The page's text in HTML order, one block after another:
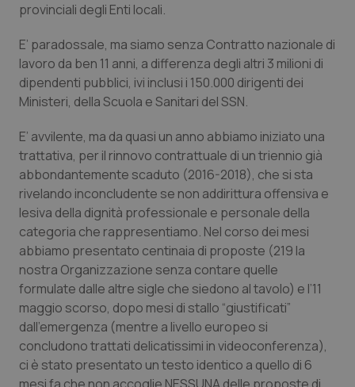
Lazio
Liguria
Lombardia
Marche
Molise
Piemonte
Provincia Autonoma di Bolzano
Provincia Autonoma di Trento
Diabete & glucometri
Disturbi dell’umore
Dolore
Donna & Salute
Epatiti
HIV
Infezioni & Febbre
Ipertensione & Scompenso
provinciali degli Enti locali.
E’ paradossale, ma siamo senza Contratto nazionale di
lavoro da ben 11 anni, a differenza degli altri 3 milioni di
dipendenti pubblici, ivi inclusi i 150.000 dirigenti dei
Ministeri, della Scuola e Sanitari del SSN.
E’ avvilente, ma da quasi un anno abbiamo iniziato una
trattativa, per il rinnovo contrattuale di un triennio già
abbondantemente scaduto (2016-2018), che si sta
rivelando inconcludente se non addirittura offensiva e
lesiva della dignità professionale e personale della
categoria che rappresentiamo. Nel corso dei mesi
abbiamo presentato centinaia di proposte (219 la
nostra Organizzazione senza contare quelle
formulate dalle altre sigle che siedono al tavolo) e l’11
maggio scorso, dopo mesi di stallo “giustificati”
dall’emergenza (mentre a livello europeo si
concludono trattati delicatissimi in videoconferenza),
ci è stato presentato un testo identico a quello di 6